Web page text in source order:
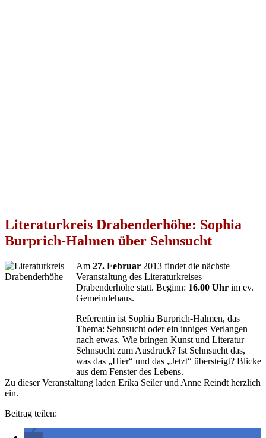
Literaturkreis Drabenderhöhe: Sophia
Burprich-Halmen über Sehnsucht
Am 27. Februar 2013 findet die nächste
Veranstaltung des Literaturkreises
Drabenderhöhe statt. Beginn: 16.00 Uhr im ev.
Gemeindehaus.
Referentin ist Sophia Burprich-Halmen, das
Thema: Sehnsucht oder ein inniges Verlangen
nach etwas. Wie bringen Kunst und Literatur
Sehnsucht zum Ausdruck? Ist Sehnsucht das,
was das „Hier“ und das „Jetzt“ übersteigt? Blicke
aus dem Fenster des Lebens.
Zu dieser Veranstaltung laden Erika Seiler und Anne Reindt herzlich
ein.
Beitrag teilen: